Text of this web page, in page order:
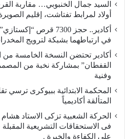
السيد جمال الخنبوبي… مقاربة
أولاد لمرابط تفتاشت، إقليم
أكادير.. حجز 7300
في ارتباطهما بشبكة لترويج
أكادير تحتضن النسخة الخامسة من
القفطان” بمشاركة نخبة من
وفنية
المحكمة الابتدائية ببيوكرى ترسي
المتألقة أكاديمياً
الحركة الشعبية تزكى الاستاد
فى الاستحقاقات التشريعية المقبلة
على الكفاءة والخبرة .